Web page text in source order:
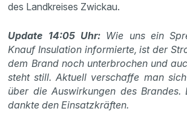
des Landkreises Zwickau.
Update 14:05 Uhr: Wie uns ein
Knauf Insulation informierte, ist der
dem Brand noch unterbrochen und
steht still. Aktuell verschaffe man
über die Auswirkungen des Brandes.
dankte den Einsatzkräften.